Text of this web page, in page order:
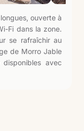
ouverte à
Fi dans la zone.
se rafraîchir au
de Morro Jable
avec